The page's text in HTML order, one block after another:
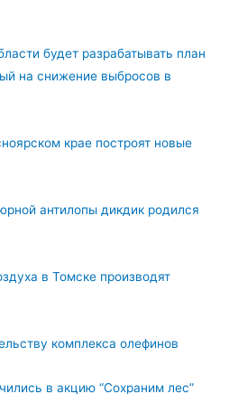
будет разрабатывать план
на снижение выбросов в
крае построят новые
антилопы дикдик родился
в Томске производят
комплекса олефинов
в акцию “Сохраним лес”